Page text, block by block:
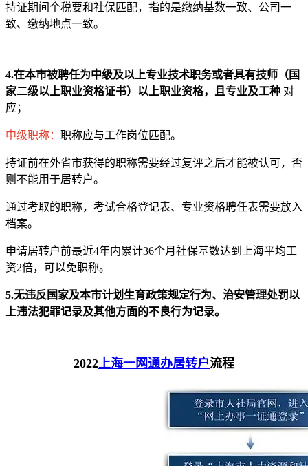
持证期间个税要和社保匹配，指的是缴纳基数一致、公司一
致、缴纳地点一致。
4.在本市被聘任为中级及以上专业技术职务或者具有技师（国
家二级以上职业资格证书）以上职业资格，且专业及工种 对
应；
中级职称： 职称应与工作岗位匹配。
持证前在外省市获得的职称需要经过复评之后才能被认可，否
则不能用于居转户。
通过考取的职称，考试合格登记表、专业资格聘任表需要放入
档案。
申请居转户前最近4年内累计36个月社保基数达到上海平均工
资2倍，可以免职称。
5.无违反国家及本市计划生育政策规定行为、治安管理处罚以
上违法犯罪记录及其他方面的不良行为记录。
2022 上海一网通办居转户流程